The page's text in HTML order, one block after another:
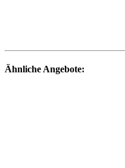
Ähnliche Angebote: